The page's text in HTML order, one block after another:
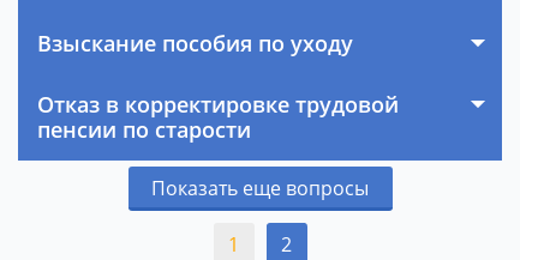
Взыскание пособия по уходу
Отказ в корректировке трудовой
пенсии по старости
Показать еще вопросы
1 2